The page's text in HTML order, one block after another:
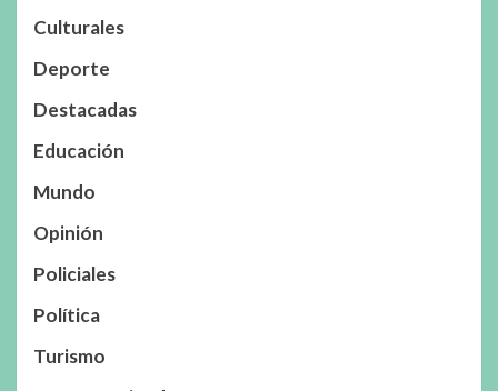
Culturales
Deporte
Destacadas
Educación
Mundo
Opinión
Policiales
Política
Turismo